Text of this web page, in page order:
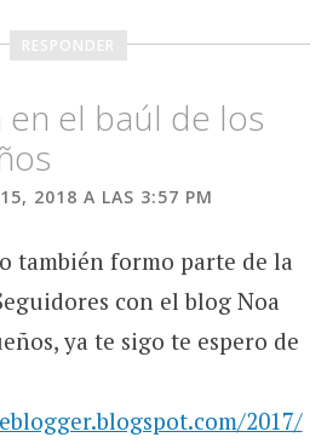
RESPONDER
en el baúl de los
2018 A LAS 3:57 PM
también formo parte de la
con el blog Noa
ya te sigo te espero de
2017/